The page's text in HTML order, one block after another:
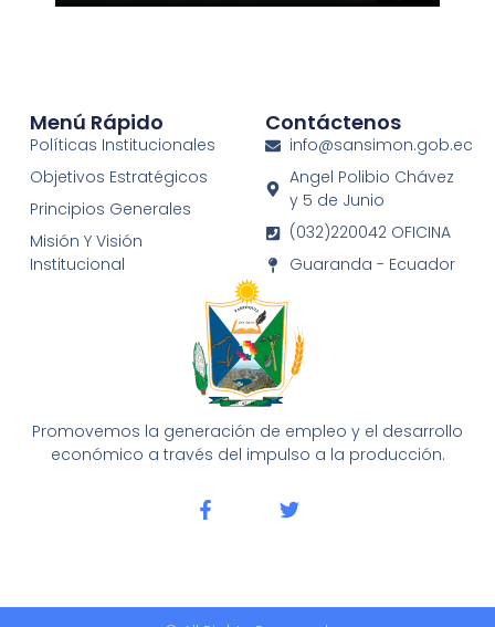
Promovemos la generación de empleo y el desarrollo
económico a través del impulso a la producción.
Menú Rápido
Políticas Institucionales
Objetivos Estratégicos
Principios Generales
Misión Y Visión
Institucional
Contáctenos
info@sansimon.gob.ec
Angel Polibio Chávez
y 5 de Junio
(032)220042 OFICINA
Guaranda - Ecuador